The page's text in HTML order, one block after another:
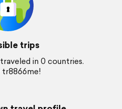
trips
in 0 countries.
tr8866me!